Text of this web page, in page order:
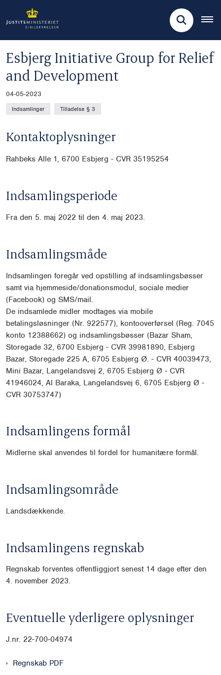
Esbjerg Initiative Group for Relief
and Development
04-05-2023
Indsamlinger Tilladelse § 3
Kontaktoplysninger
Rahbeks Alle 1, 6700 Esbjerg - CVR 35195254
Indsamlingsperiode
Fra den 5. maj 2022 til den 4. maj 2023.
Indsamlingsmåde
Indsamlingen foregår ved opstilling af indsamlingsbøsser
samt via hjemmeside/donationsmodul, sociale medier
(Facebook) og SMS/mail.
De indsamlede midler modtages via mobile
betalingsløsninger (Nr. 922577), kontooverførsel (Reg. 7045
konto 12388662) og indsamlingsbøsser (Bazar Sham,
Storegade 32, 6700 Esbjerg - CVR 39981890, Esbjerg
Bazar, Storegade 225 A, 6705 Esbjerg Ø. - CVR 40039473,
Mini Bazar, Langelandsvej 2, 6705 Esbjerg Ø - CVR
41946024, Al Baraka, Langelandsvej 6, 6705 Esbjerg Ø -
CVR 30753747)
Indsamlingens formål
Midlerne skal anvendes til fordel for humanitære formål.
Indsamlingsområde
Landsdækkende.
Indsamlingens regnskab
Regnskab forventes offentliggjort senest 14 dage efter den
4. november 2023.
Eventuelle yderligere oplysninger
J.nr. 22-700-04974
Regnskab PDF